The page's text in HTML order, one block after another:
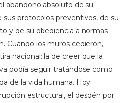
abandono absoluto de su
sus protocolos preventivos, de su
y de su obediencia a normas
Cuando los muros cedieron,
nacional: la de creer que la
podía seguir tratándose como
de la vida humana. Hoy
estructural, el desdén por